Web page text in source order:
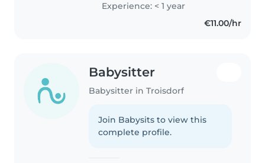
Experience: < 1 year
€11.00/hr
Babysitter
Babysitter in Troisdorf
Join Babysits to view this
complete profile.